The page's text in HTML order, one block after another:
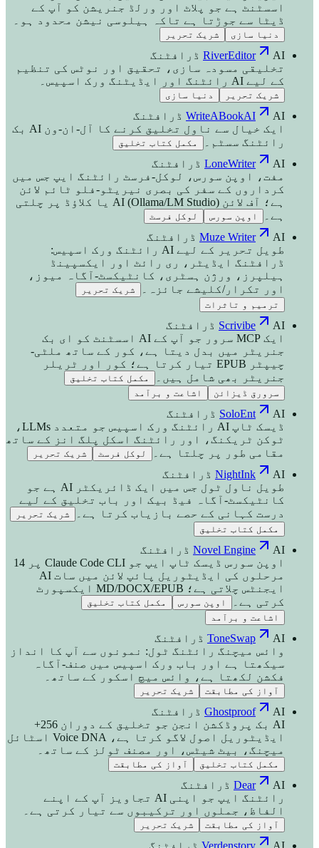
اسسٹنٹ ہے جو پلاٹ اور ورلڈ جنریشن کو آپ کے
ڈیٹا سے جوڑتا ہے تاکہ ہیلوسی نیشن محدود ہو۔
دنیا سازی شریک تحریر
RiverEditor
AI ڈرافٹنگ
تخلیقی مسودہ سازی، تحقیق اور نوٹس کی تنظیم
کے لیے AI رائٹنگ اور ایڈیٹنگ ورک اسپیس۔
شریک تحریر دنیا سازی
WriteABookAI
AI ڈرافٹنگ
ایک خیال سے ناول تخلیق کرنے کا آل-ان-ون AI بک
رائٹنگ سسٹم۔
مکمل کتاب تخلیق
LoneWriter
AI ڈرافٹنگ
مفت، اوپن سورس، لوکل-فرسٹ رائٹنگ ایپ جس میں
کرداروں کے سفر کی بصری نیریٹو-فلو ٹائم لائن
ہے؛ آف لائن AI (Ollama/LM Studio) یا کلاؤڈ پر چلتی
ہے۔
اوپن سورس لوکل فرسٹ
Muze Writer
AI ڈرافٹنگ
طویل تحریر کے لیے AI رائٹنگ ورک اسپیس:
ڈرافٹنگ ایڈیٹر، ری رائٹ اور ایکسپینڈ
ہیلپرز، ورژن ہسٹری، کانٹیکسٹ-آگاہ میوز،
اور تکرار/کلیشے جائزہ۔
شریک تحریر
ترمیم و تاثرات
Scrivibe
AI ڈرافٹنگ
ایک MCP سرور جو آپ کے AI اسسٹنٹ کو ای بک
جنریٹر میں بدل دیتا ہے، کور کے ساتھ ملٹی-
چیپٹر EPUB تیار کرتا ہے؛ کور اور ٹریلر
جنریٹر بھی شامل ہیں۔
مکمل کتاب تخلیق
سرورق ڈیزائن
اشاعت و برآمد
SoloEnt
AI ڈرافٹنگ
ڈیسک ٹاپ AI رائٹنگ ورک اسپیس جو متعدد LLMs،
ٹوکن ٹریکنگ، اور رائٹنگ اسکل پلگ انز کے ساتھ
مقامی طور پر چلتا ہے۔
لوکل فرسٹ شریک تحریر
NightInk
AI ڈرافٹنگ
طویل ناول ٹول جس میں ایک ڈائریکٹر AI ہے جو
کانٹیکسٹ-آگاہ فیڈ بیک اور باب تخلیق کے لیے
درست کہانی کے حصے بازیاب کرتا ہے۔
شریک تحریر
مکمل کتاب تخلیق
Novel Engine
AI ڈرافٹنگ
اوپن سورس ڈیسک ٹاپ ایپ جو Claude Code CLI پر 14
مرحلوں کی ایڈیٹوریل پائپ لائن میں سات AI
ایجنٹس چلاتی ہے؛ MD/DOCX/EPUB ایکسپورٹ
کرتی ہے۔
اوپن سورس
مکمل کتاب تخلیق
اشاعت و برآمد
ToneSwap
AI ڈرافٹنگ
وائس میچنگ رائٹنگ ٹول: نمونوں سے آپ کا انداز
سیکھتا ہے اور باب ورک اسپیس میں صنف-آگاہ
فکشن لکھتا ہے، وائس میچ اسکور کے ساتھ۔
آواز کی مطابقت شریک تحریر
Ghostproof
AI ڈرافٹنگ
AI بک پروڈکشن انجن جو تخلیق کے دوران 256+
ایڈیٹوریل اصول لاگو کرتا ہے، Voice DNA اسٹائل
میچنگ، بیٹ شیٹس، اور مصنف ٹولز کے ساتھ۔
مکمل کتاب تخلیق آواز کی مطابقت
Dear
AI ڈرافٹنگ
رائٹنگ ایپ جو اپنی AI تجاویز آپ کے اپنے
الفاظ، جملوں اور ترکیبوں سے تیار کرتی ہے۔
آواز کی مطابقت شریک تحریر
Verdenstory
AI ڈرافٹنگ